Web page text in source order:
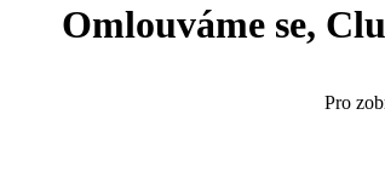
Omlouváme se,
Pro